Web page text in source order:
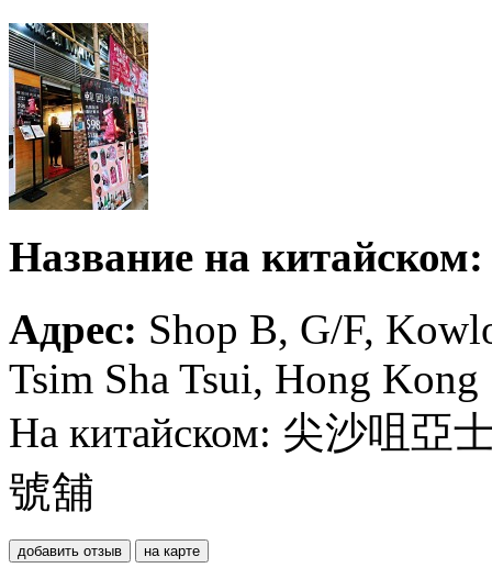
Название на китайском:
Адрес: Shop B, G/F,
Tsim Sha Tsui, Hong Kong
На китайском: 尖沙咀亞
號舖
добавить отзыв на карте